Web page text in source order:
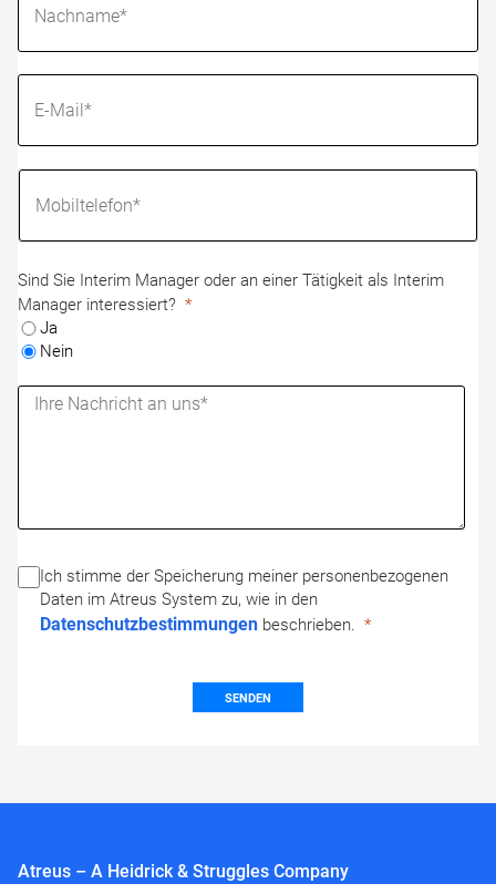
Sind Sie Interim Manager oder an einer Tätigkeit als Interim
Manager interessiert?
Ja
Nein
Ich stimme der Speicherung meiner personenbezogenen
Daten im Atreus System zu, wie in den
Datenschutzbestimmungen beschrieben.
SENDEN
Atreus – A Heidrick & Struggles Company